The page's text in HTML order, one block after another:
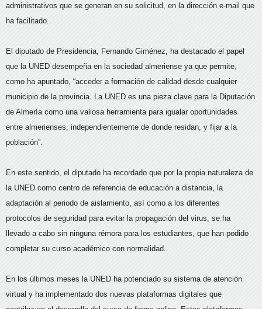
administrativos que se generan en su solicitud, en la dirección e-mail que
ha facilitado.
El diputado de Presidencia, Fernando Giménez, ha destacado el papel
que la UNED desempeña en la sociedad almeriense ya que permite,
como ha apuntado, “acceder a formación de calidad desde cualquier
municipio de la provincia. La UNED es una pieza clave para la Diputación
de Almería como una valiosa herramienta para igualar oportunidades
entre almerienses, independientemente de donde residan, y fijar a la
población”.
En este sentido, el diputado ha recordado que por la propia naturaleza de
la UNED como centro de referencia de educación a distancia, la
adaptación al periodo de aislamiento, así como a los diferentes
protocolos de seguridad para evitar la propagación del virus, se ha
llevado a cabo sin ninguna rémora para los estudiantes, que han podido
completar su curso académico con normalidad.
En los últimos meses la UNED ha potenciado su sistema de atención
virtual y ha implementado dos nuevas plataformas digitales que